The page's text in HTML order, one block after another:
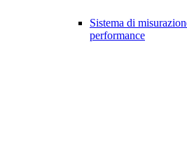
Sistema di
performance